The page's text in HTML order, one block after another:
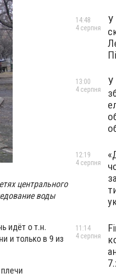
центрального
воды
идёт о т.н.
и только в 9 из
У
14:48
4 серпня
У
13:00
4 серпня
12:19
4 серпня
11:14
4 серпня